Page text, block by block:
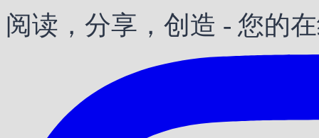
阅读，分享，创造 - 您的